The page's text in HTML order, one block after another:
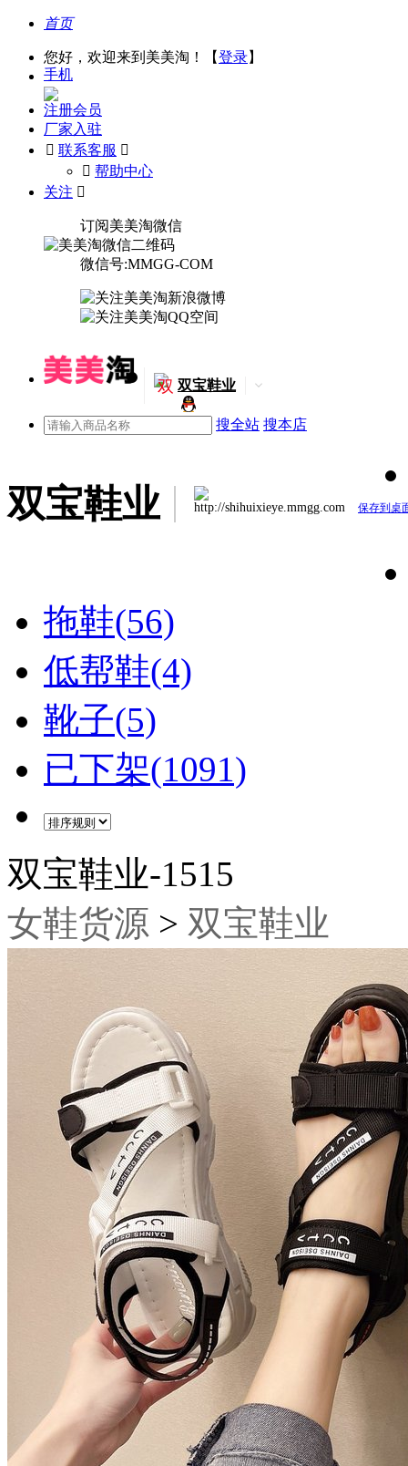
首页
您好，欢迎来到美美淘！【登录】
手机
注册会员
厂家入驻
 联系客服 
󰅃 帮助中心
关注 
订阅美美淘微信
微信号:MMGG-COM
双 双宝鞋业
搜全站 搜本店
双宝鞋业 http://shihuixieye.mmgg.com 保存到桌
拖鞋(56)
低帮鞋(4)
靴子(5)
已下架(1091)
双宝鞋业-1515
女鞋货源 > 双宝鞋业